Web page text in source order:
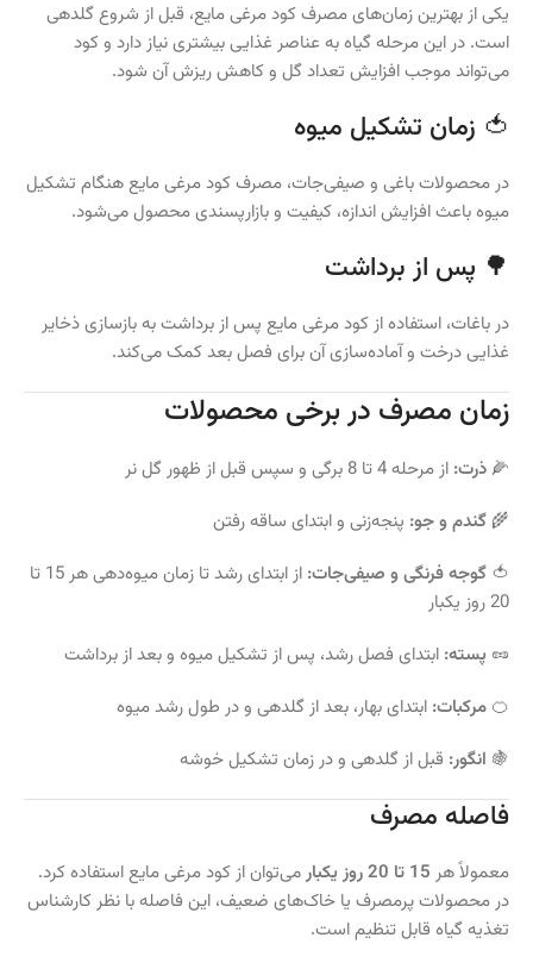
یکی از بهترین زمان‌های مصرف کود مرغی مایع، قبل از شروع گلدهی
است. در این مرحله گیاه به عناصر غذایی بیشتری نیاز دارد و کود
می‌تواند موجب افزایش تعداد گل و کاهش ریزش آن شود.
🍅 زمان تشکیل میوه
در محصولات باغی و صیفی‌جات، مصرف کود مرغی مایع هنگام تشکیل
میوه باعث افزایش اندازه، کیفیت و بازارپسندی محصول می‌شود.
🌳 پس از برداشت
در باغات، استفاده از کود مرغی مایع پس از برداشت به بازسازی ذخایر
غذایی درخت و آماده‌سازی آن برای فصل بعد کمک می‌کند.
زمان مصرف در برخی محصولات
🌽 ذرت: از مرحله 4 تا 8 برگی و سپس قبل از ظهور گل نر
🌾 گندم و جو: پنجه‌زنی و ابتدای ساقه رفتن
🍅 گوجه فرنگی و صیفی‌جات:
از ابتدای رشد تا زمان میوه‌دهی هر 15 تا
20 روز یکبار
🥜 پسته: ابتدای فصل رشد، پس از تشکیل میوه و بعد از برداشت
🍊 مرکبات: ابتدای بهار، بعد از گلدهی و در طول رشد میوه
🍇 انگور: قبل از گلدهی و در زمان تشکیل خوشه
فاصله مصرف
معمولاً هر 15 تا 20 روز یکبار
می‌توان از کود مرغی مایع استفاده کرد.
در محصولات پرمصرف یا خاک‌های ضعیف، این فاصله با نظر کارشناس
تغذیه گیاه قابل تنظیم است.